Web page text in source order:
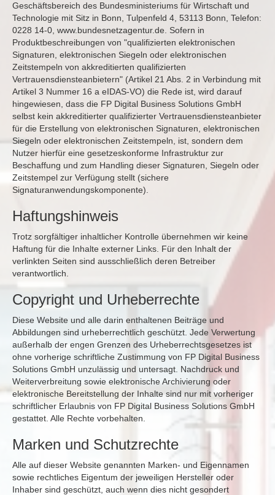
Geschäftsbereich des Bundesministeriums für Wirtschaft und
Technologie mit Sitz in Bonn, Tulpenfeld 4, 53113 Bonn, Telefon:
0228 14-0, www.bundesnetzagentur.de . Sofern in
Produktbeschreibungen von "qualifizierten elektronischen
Signaturen, elektronischen Siegeln oder elektronischen
Zeitstempeln von akkreditierten qualifizierten
Vertrauensdiensteanbietern" (Artikel 21 Abs. 2 in Verbindung mit
Artikel 3 Nummer 16 a eIDAS-VO) die Rede ist, wird darauf
hingewiesen, dass die FP Digital Business Solutions GmbH
selbst kein akkreditierter qualifizierter Vertrauensdiensteanbieter
für die Erstellung von elektronischen Signaturen, elektronischen
Siegeln oder elektronischen Zeitstempeln, ist, sondern dem
Nutzer hierfür eine gesetzeskonforme Infrastruktur zur
Beschaffung und zum Handling dieser Signaturen, Siegeln oder
Zeitstempel zur Verfügung stellt (sichere
Signaturanwendungskomponente).
Haftungshinweis
Trotz sorgfältiger inhaltlicher Kontrolle übernehmen wir keine
Haftung für die Inhalte externer Links. Für den Inhalt der
verlinkten Seiten sind ausschließlich deren Betreiber
verantwortlich.
Copyright und Urheberrechte
Diese Website und alle darin enthaltenen Beiträge und
Abbildungen sind urheberrechtlich geschützt. Jede Verwertung
außerhalb der engen Grenzen des Urheberrechtsgesetzes ist
ohne vorherige schriftliche Zustimmung von FP Digital Business
Solutions GmbH unzulässig und untersagt. Nachdruck und
Weiterverbreitung sowie elektronische Archivierung oder
elektronische Bereitstellung der Inhalte sind nur mit vorheriger
schriftlicher Erlaubnis von FP Digital Business Solutions GmbH
gestattet. Alle Rechte vorbehalten.
Marken und Schutzrechte
Alle auf dieser Website genannten Marken- und Eigennamen
sowie rechtliches Eigentum der jeweiligen Hersteller oder
Inhaber sind geschützt, auch wenn dies nicht gesondert